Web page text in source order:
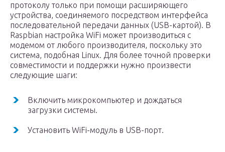
протоколу только при помощи расширяющего
устройства, соединяемого посредством интерфейса
последовательной передачи данных (USB-картой). В
Raspbian настройка WiFi может производиться с
модемом от любого производителя, поскольку это
система, подобная Linux. Для более точной проверки
совместимости и поддержки нужно произвести
следующие шаги:
Включить микрокомпьютер и дождаться
загрузки системы.
Установить WiFi-модуль в USB-порт.